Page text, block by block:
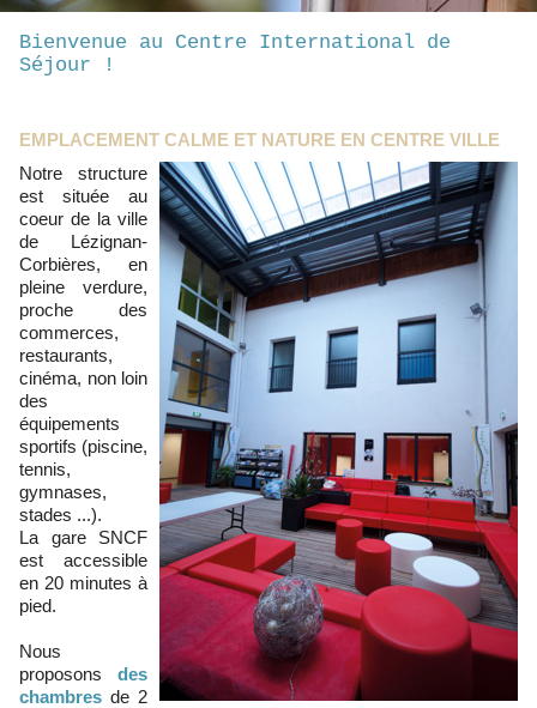
Bienvenue au Centre International de
Séjour !
EMPLACEMENT CALME ET NATURE EN CENTRE VILLE
Notre structure
est située au
coeur de la ville
de Lézignan-
Corbières, en
pleine verdure,
proche des
commerces,
restaurants,
cinéma, non loin
des
équipements
sportifs (piscine,
tennis,
gymnases,
stades ...).
La gare SNCF
est accessible
en 20 minutes à
pied.
Nous
proposons des
chambres de 2